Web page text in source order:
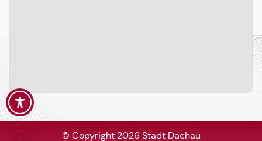
© Copyright 2026 Stadt Dachau